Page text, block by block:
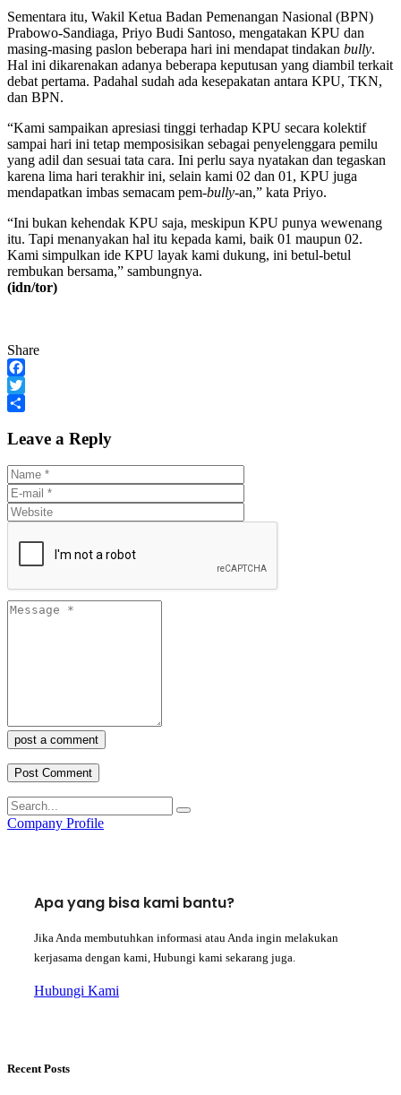
Sementara itu, Wakil Ketua Badan Pemenangan Nasional (BPN)
Prabowo-Sandiaga, Priyo Budi Santoso, mengatakan KPU dan
masing-masing paslon beberapa hari ini mendapat tindakan bully.
Hal ini dikarenakan adanya beberapa keputusan yang diambil terkait
debat pertama. Padahal sudah ada kesepakatan antara KPU, TKN,
dan BPN.
“Kami sampaikan apresiasi tinggi terhadap KPU secara kolektif
sampai hari ini tetap memposisikan sebagai penyelenggara pemilu
yang adil dan sesuai tata cara. Ini perlu saya nyatakan dan tegaskan
karena lima hari terakhir ini, selain kami 02 dan 01, KPU juga
mendapatkan imbas semacam pem-bully-an,” kata Priyo.
“Ini bukan kehendak KPU saja, meskipun KPU punya wewenang
itu. Tapi menanyakan hal itu kepada kami, baik 01 maupun 02.
Kami simpulkan ide KPU layak kami dukung, ini betul-betul
rembukan bersama,” sambungnya.
(idn/tor)
Share
Facebook
Twitter
Leave a Reply
post a comment
Company Profile
Apa yang bisa kami bantu?
Jika Anda membutuhkan informasi atau Anda ingin melakukan
kerjasama dengan kami, Hubungi kami sekarang juga.
Hubungi Kami
Recent Posts